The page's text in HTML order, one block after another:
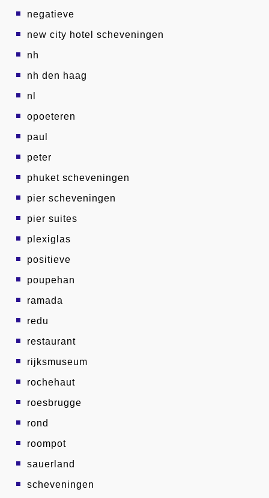
negatieve
new city hotel scheveningen
nh
nh den haag
nl
opoeteren
paul
peter
phuket scheveningen
pier scheveningen
pier suites
plexiglas
positieve
poupehan
ramada
redu
restaurant
rijksmuseum
rochehaut
roesbrugge
rond
roompot
sauerland
scheveningen